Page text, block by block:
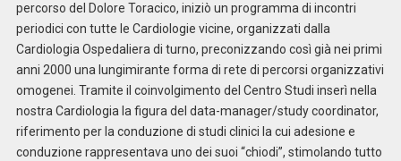
percorso del Dolore Toracico, iniziò un programma di incontri
periodici con tutte le Cardiologie vicine, organizzati dalla
Cardiologia Ospedaliera di turno, preconizzando così già nei primi
anni 2000 una lungimirante forma di rete di percorsi organizzativi
omogenei. Tramite il coinvolgimento del Centro Studi inserì nella
nostra Cardiologia la figura del data-manager/study coordinator,
riferimento per la conduzione di studi clinici la cui adesione e
conduzione rappresentava uno dei suoi “chiodi”, stimolando tutto